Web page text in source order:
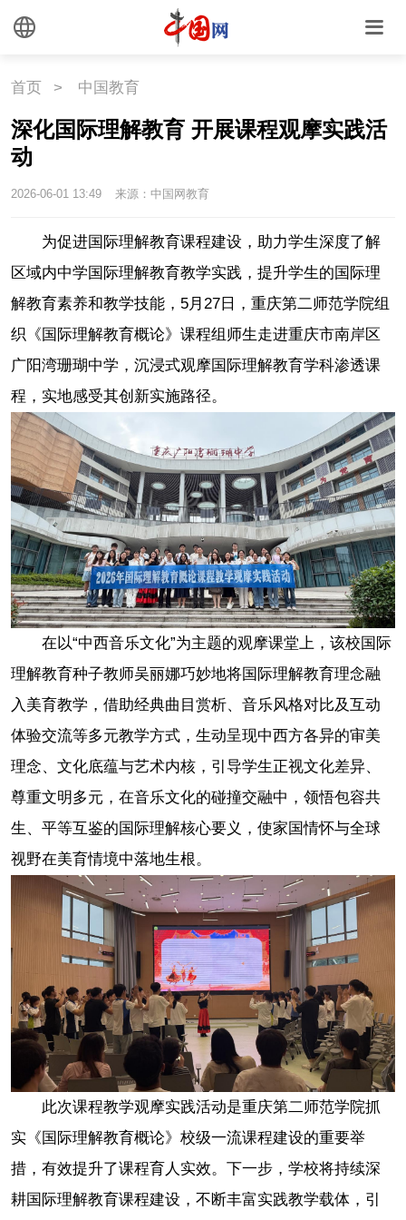
首页 > 中国教育
深化国际理解教育 开展课程观摩实践活
动
2026-06-01 13:49 来源：中国网教育
为促进国际理解教育课程建设，助力学生深度了解
区域内中学国际理解教育教学实践，提升学生的国际理
解教育素养和教学技能，5月27日，重庆第二师范学院组
织《国际理解教育概论》课程组师生走进重庆市南岸区
广阳湾珊瑚中学，沉浸式观摩国际理解教育学科渗透课
程，实地感受其创新实施路径。
在以“中西音乐文化”为主题的观摩课堂上，该校国际
理解教育种子教师吴丽娜巧妙地将国际理解教育理念融
入美育教学，借助经典曲目赏析、音乐风格对比及互动
体验交流等多元教学方式，生动呈现中西方各异的审美
理念、文化底蕴与艺术内核，引导学生正视文化差异、
尊重文明多元，在音乐文化的碰撞交融中，领悟包容共
生、平等互鉴的国际理解核心要义，使家国情怀与全球
视野在美育情境中落地生根。
此次课程教学观摩实践活动是重庆第二师范学院抓
实《国际理解教育概论》校级一流课程建设的重要举
措，有效提升了课程育人实效。下一步，学校将持续深
耕国际理解教育课程建设，不断丰富实践教学载体，引